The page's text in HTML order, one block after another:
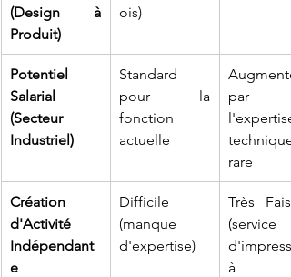
(Design à
Produit)
ois)
Potentiel
Salarial
(Secteur
Industriel)
Standard
pour la
fonction
actuelle
Augmenté
par
l'expertise
technique
rare
Création
d'Activité
Indépendant
e
Difficile
(manque
d'expertise)
Très
(service
à